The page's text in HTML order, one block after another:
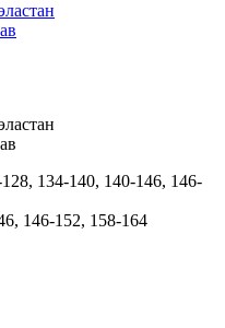
134-140, 140-146, 146-
146-152, 158-164